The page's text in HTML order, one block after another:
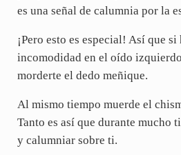
es una señal de calumnia por la
¡Pero esto es especial! Así que
incomodidad en el oído
morderte el dedo meñique.
Al mismo tiempo muerde el
Tanto es así que durante mucho
y calumniar sobre ti.